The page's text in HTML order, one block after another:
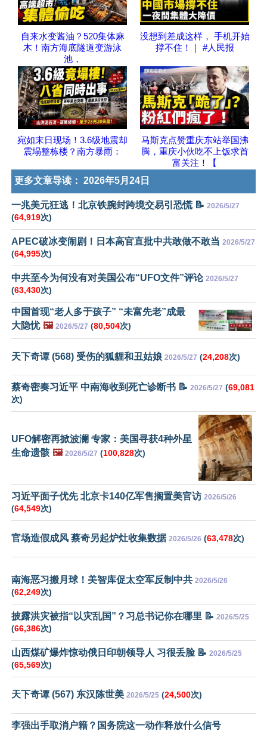
自来水变酱油？520集体麻
木！南方海底隧道变游泳
池，
没想到差成这样， 手机开始
撑不住！｜ #人民报
宛如末日现场！3.6级地震却
震塌整栋楼？南方暴雨：
马斯克点赞重庆东站举国沸
腾，重庆小伙吃不上饭求首
富关注！【
更多文章导读： 2026年5月24日
一兆美元狂逃！北京铁腕封跨境交易引恐慌 📝 2026/5/27
(64,919次)
APEC破冰变闹剧！日本高官直批中共敢做不敢当 2026/5/27
(64,995次)
中共至今为何没有对美国公布“UFO文件”评论 2026/5/27
(63,430次)
中国首现“老人多于孩子” “未富先老”成最
大隐忧 🖼️ 2026/5/27 (80,504次)
天下奇谭 (568) 受伤的狐貍和丑姑娘 2026/5/27 (24,208次)
蔡奇密奏习近平 中南海收到死亡诊断书 📝 2026/5/27 (69,081
次)
UFO解密再掀波澜 专家：美国寻获4种外星
生命遗骸 🖼️ 2026/5/27 (100,828次)
习近平面子优先 北京卡140亿军售搁置美官访 2026/5/26
(64,549次)
官场造假成风 蔡奇另起炉灶收集数据 2026/5/26 (63,478次)
南海恶习搬月球！美智库促太空军反制中共 2026/5/26
(62,249次)
披露洪灾被指“以灾乱国”？习总书记你在哪里 📝 2026/5/25
(66,386次)
山西煤矿爆炸惊动俄日印朝领导人 习很丢脸 📝 2026/5/25
(65,569次)
天下奇谭 (567) 东汉陈世美 2026/5/25 (24,500次)
李强出手取消户籍？国务院这一动作释放什么信号